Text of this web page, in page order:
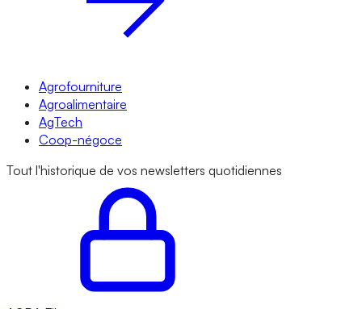
Agrofourniture
Agroalimentaire
AgTech
Coop-négoce
Tout l'historique de vos newsletters quotidiennes